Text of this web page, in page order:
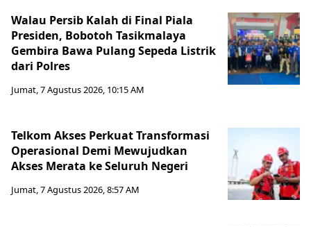
Walau Persib Kalah di Final Piala
Presiden, Bobotoh Tasikmalaya
Gembira Bawa Pulang Sepeda Listrik
dari Polres
Jumat, 7 Agustus 2026, 10:15 AM
Telkom Akses Perkuat Transformasi
Operasional Demi Mewujudkan
Akses Merata ke Seluruh Negeri
Jumat, 7 Agustus 2026, 8:57 AM